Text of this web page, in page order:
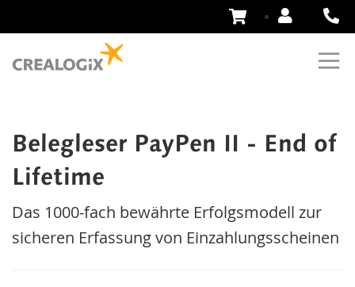
Zum
Inhalt
Belegleser PayPen II - End of
Lifetime
Das 1000-fach bewährte Erfolgsmodell zur
sicheren Erfassung von Einzahlungsscheinen